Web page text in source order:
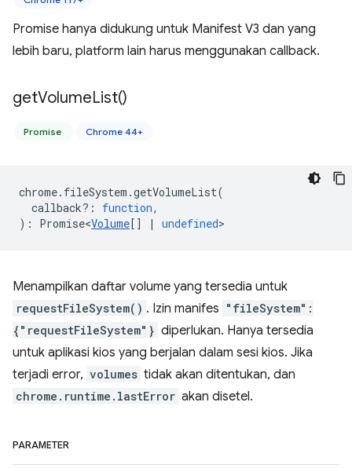
Promise hanya didukung untuk Manifest V3 dan yang
lebih baru, platform lain harus menggunakan callback.
getVolumeList()
Promise Chrome 44+
chrome. fileSystem .getVolumeList(
callback? : function,
) : Promise<Volume[] | undefined>
Menampilkan daftar volume yang tersedia untuk
requestFileSystem() . Izin manifes "fileSystem":
{"requestFileSystem"} diperlukan. Hanya tersedia
untuk aplikasi kios yang berjalan dalam sesi kios. Jika
terjadi error, volumes tidak akan ditentukan, dan
chrome.runtime.lastError akan disetel.
PARAMETER